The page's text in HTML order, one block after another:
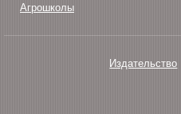
Агрошколы
Издательство